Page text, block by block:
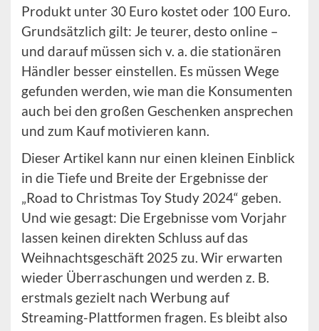
Produkt unter 30 Euro kostet oder 100 Euro.
Grundsätzlich gilt: Je teurer, desto online –
und darauf müssen sich v. a. die stationären
Händler besser einstellen. Es müssen Wege
gefunden werden, wie man die Konsumenten
auch bei den großen Geschenken ansprechen
und zum Kauf motivieren kann.
Dieser Artikel kann nur einen kleinen Einblick
in die Tiefe und Breite der Ergebnisse der
„Road to Christmas Toy Study 2024“ geben.
Und wie gesagt: Die Ergebnisse vom Vorjahr
lassen keinen direkten Schluss auf das
Weihnachtsgeschäft 2025 zu. Wir erwarten
wieder Überraschungen und werden z. B.
erstmals gezielt nach Werbung auf
Streaming-Plattformen fragen. Es bleibt also